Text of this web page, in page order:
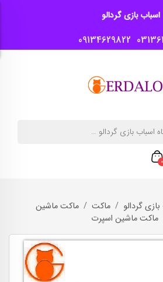
اسباب بازی گردالو
09134629822
0
گردالو ماکت
ماکت ماشین
ماکت ماشین اسپرت